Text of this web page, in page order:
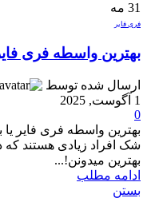
31 مه
فری فایر
بهترین واسطه فری
ارسال شده توسط
1 آگوست, 2025
0
بهترین واسطه فری فایر
شک افراد زیادی هستند که
بهترین میدونن!...
ادامه مطلب
بستن